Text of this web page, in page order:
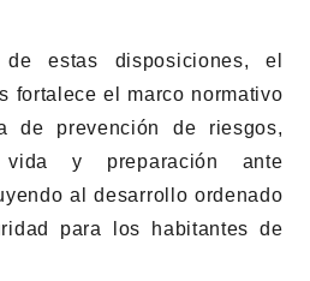
estas disposiciones, el
fortalece el marco normativo
de prevención de riesgos,
y preparación ante
al desarrollo ordenado
para los habitantes de